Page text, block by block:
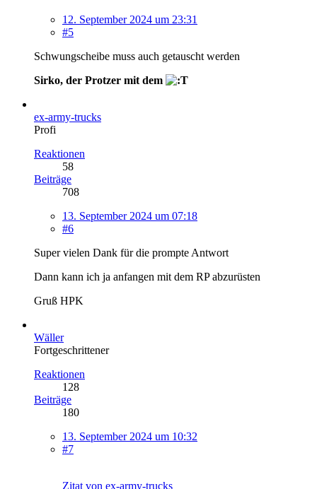
12. September 2024 um 23:31
#5
Schwungscheibe muss auch getauscht werden
Sirko, der Protzer mit dem
ex-army-trucks
Profi
Reaktionen
58
Beiträge
708
13. September 2024 um 07:18
#6
Super vielen Dank für die prompte Antwort
Dann kann ich ja anfangen mit dem RP abzurüsten
Gruß HPK
Wäller
Fortgeschrittener
Reaktionen
128
Beiträge
180
13. September 2024 um 10:32
#7
Zitat von ex-army-trucks